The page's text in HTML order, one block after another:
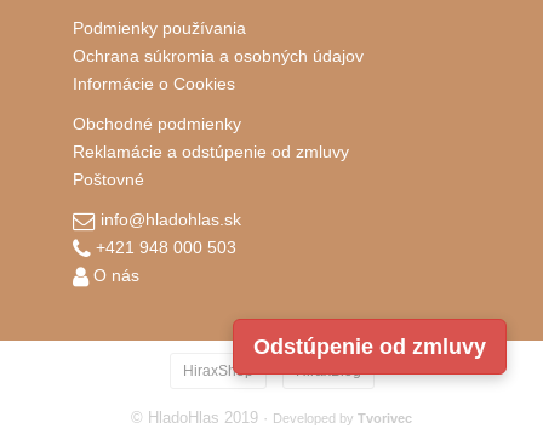
Odstúpenie od zmluvy
Podmienky používania
Ochrana súkromia a osobných údajov
Informácie o Cookies
Obchodné podmienky
Reklamácie a odstúpenie od zmluvy
Poštovné
info@hladohlas.sk
+421 948 000 503
O nás
HiraxShop HiraxBlog
© HladoHlas 2019 · Developed by Tvorivec